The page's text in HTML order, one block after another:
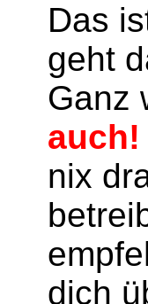
Das
geht
Ganz
auch!
nix
dich